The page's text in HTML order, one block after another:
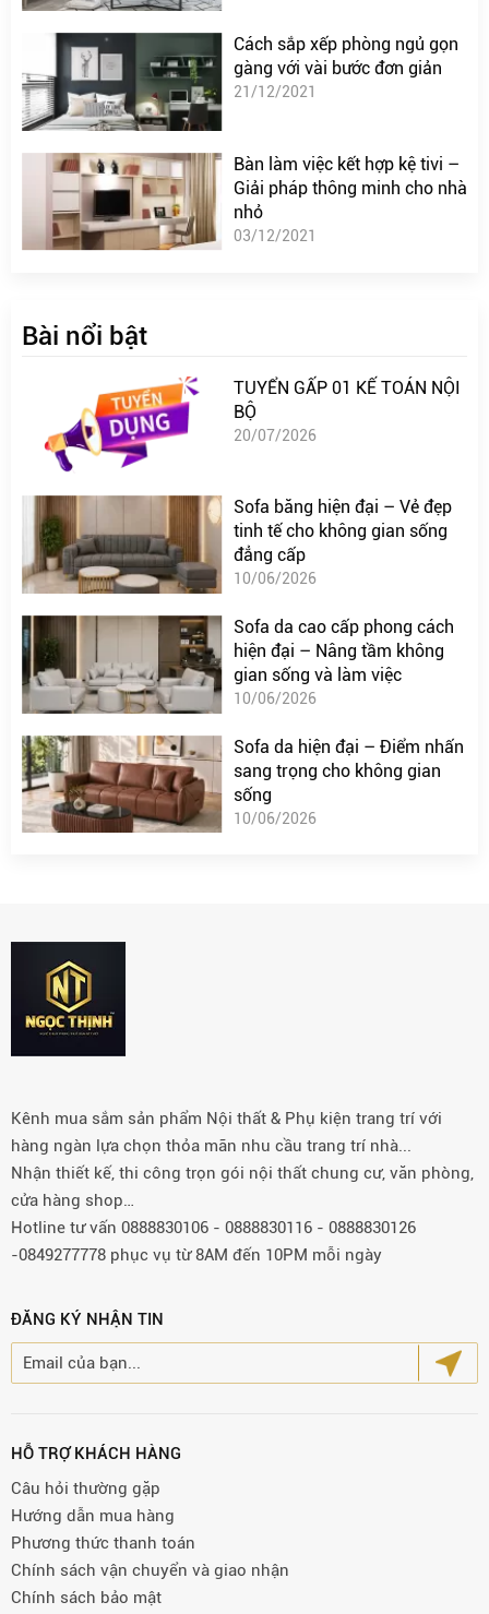
Cách sắp xếp phòng ngủ gọn
gàng với vài bước đơn giản
21/12/2021
Bàn làm việc kết hợp kệ tivi –
Giải pháp thông minh cho nhà
nhỏ
03/12/2021
Bài nổi bật
TUYỂN GẤP 01 KẾ TOÁN NỘI
BỘ
20/07/2026
Sofa băng hiện đại – Vẻ đẹp
tinh tế cho không gian sống
đẳng cấp
10/06/2026
Sofa da cao cấp phong cách
hiện đại – Nâng tầm không
gian sống và làm việc
10/06/2026
Sofa da hiện đại – Điểm nhấn
sang trọng cho không gian
sống
10/06/2026
Kênh mua sắm sản phẩm Nội thất & Phụ kiện trang trí với
hàng ngàn lựa chọn thỏa mãn nhu cầu trang trí nhà...
Nhận thiết kế, thi công trọn gói nội thất chung cư, văn phòng,
cửa hàng shop…
Hotline tư vấn 0888830106 - 0888830116 - 0888830126
-0849277778 phục vụ từ 8AM đến 10PM mỗi ngày
ĐĂNG KÝ NHẬN TIN
HỖ TRỢ KHÁCH HÀNG
Câu hỏi thường gặp
Hướng dẫn mua hàng
Phương thức thanh toán
Chính sách vận chuyển và giao nhận
Chính sách bảo mật